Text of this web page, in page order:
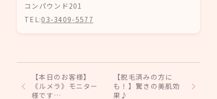
コンパウンド201
TEL:03-3409-5577
【本日のお客様】
《ルメラ》モニター
様です…
【脱毛済みの方に
も！】驚きの美肌効
果♪